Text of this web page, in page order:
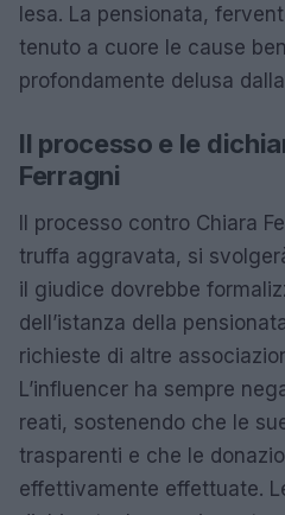
lesa. La pensionata,
tenuto a cuore le cause
profondamente delusa
Il processo e le
Ferragni
Il processo contro Chiara
truffa aggravata, si
il giudice dovrebbe
dell’istanza della
richieste di altre
L’influencer ha sempre
reati, sostenendo che le
trasparenti e che le
effettivamente effettuate.